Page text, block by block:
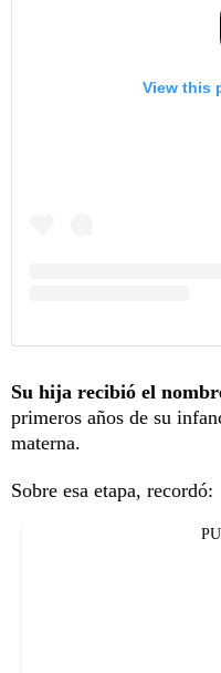
View this
Su hija recibió el
primeros años de su
materna.
Sobre esa etapa, recordó: